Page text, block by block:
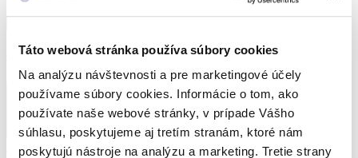
Táto webová stránka používa súbory cookies
Na analýzu návštevnosti a pre marketingové účely
používame súbory cookies. Informácie o tom, ako
používate naše webové stránky, v prípade Vášho
súhlasu, poskytujeme aj tretím stranám, ktoré nám
poskytujú nástroje na analýzu a marketing. Tretie strany
Gravírovanie
Najpredávanejšie Hliníkové rámy Drevené rámy
Magnetické